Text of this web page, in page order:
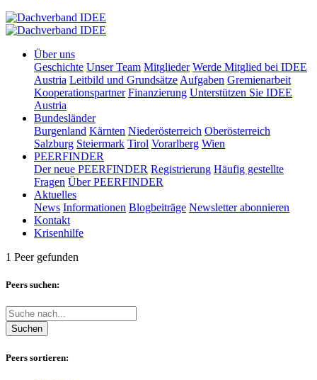
Über uns
Geschichte Unser Team Mitglieder Werde Mitglied bei IDEE
Austria Leitbild und Grundsätze Aufgaben Gremienarbeit
Kooperationspartner Finanzierung Unterstützen Sie IDEE
Austria
Bundesländer
Burgenland Kärnten Niederösterreich Oberösterreich
Salzburg Steiermark Tirol Vorarlberg Wien
PEERFINDER
Der neue PEERFINDER Registrierung Häufig gestellte
Fragen Über PEERFINDER
Aktuelles
News Informationen Blogbeiträge Newsletter abonnieren
Kontakt
Krisenhilfe
1 Peer gefunden
Peers suchen:
Suchen
Peers sortieren: